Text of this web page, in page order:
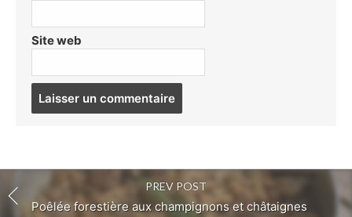
Site web
PREV POST
Poêlée forestière aux champignons et châtaignes